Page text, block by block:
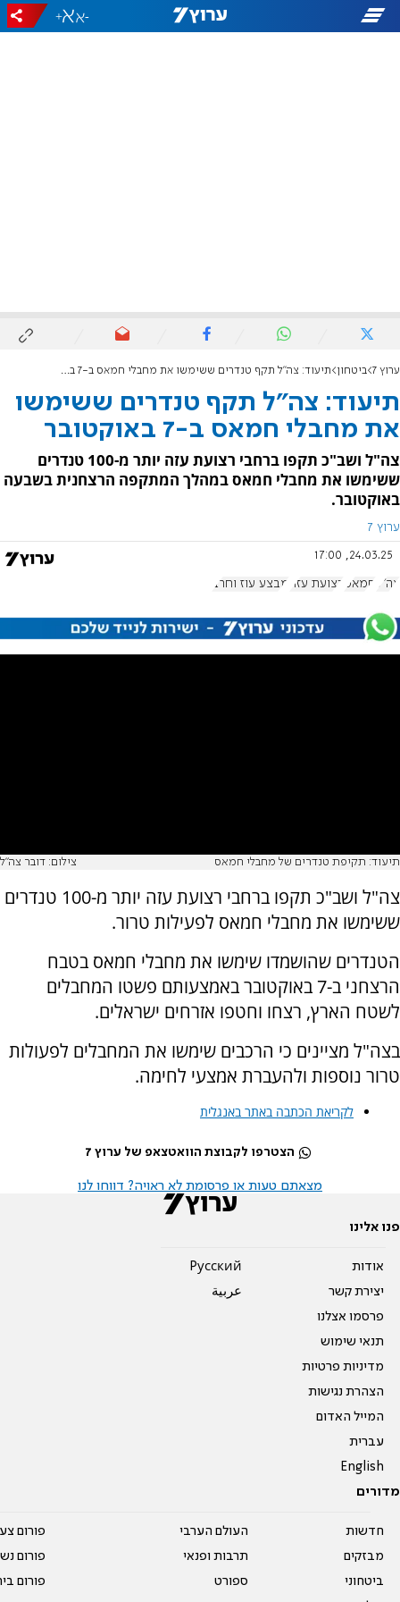
-
+
ערוץ 7 ביטחון תיעוד: צה"ל תקף טנדרים ששימשו את מחבלי חמאס ב-7 באוקטובר
תיעוד: צה"ל תקף טנדרים ששימשו
את מחבלי חמאס ב-7 באוקטובר
צה"ל ושב"כ תקפו ברחבי רצועת עזה יותר מ-100 טנדרים
ששימשו את מחבלי חמאס במהלך המתקפה הרצחנית בשבעה
באוקטובר.
ערוץ 7
24.03.25, 17:00
צה"ל חמאס רצועת עזה מבצע עוז וחרב
תיעוד: תקיפת טנדרים של מחבלי חמאס צילום: דובר צה"ל
צה"ל ושב"כ תקפו ברחבי רצועת עזה יותר מ-100 טנדרים
ששימשו את מחבלי חמאס לפעילות טרור.
הטנדרים שהושמדו שימשו את מחבלי חמאס בטבח
הרצחני ב-7 באוקטובר באמצעותם פשטו המחבלים
לשטח הארץ, רצחו וחטפו אזרחים ישראלים.
בצה"ל מציינים כי הרכבים שימשו את המחבלים לפעולות
טרור נוספות ולהעברת אמצעי לחימה.
לקריאת הכתבה באתר באנגלית
הצטרפו לקבוצת הוואטצאפ של ערוץ 7
מצאתם טעות או פרסומת לא ראויה? דווחו לנו
פנו אלינו
אודות
יצירת קשר
פרסמו אצלנו
תנאי שימוש
מדיניות פרטיות
הצהרת נגישות
המייל האדום
עברית
English
Pусский
عربية
מדורים
חדשות
מבזקים
ביטחוני
העולם הערבי
תרבות ופנאי
ספורט
פורום
פורום
פורום